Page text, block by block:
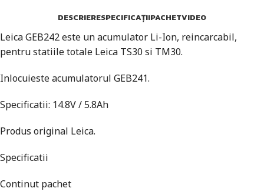
DESCRIERESPECIFICAȚIIPACHETVIDEO
Leica GEB242 este un acumulator Li-Ion, reincarcabil,
pentru statiile totale Leica TS30 si TM30.
Inlocuieste acumulatorul GEB241.
Specificatii: 14.8V / 5.8Ah
Produs original Leica.
Specificatii
Continut pachet